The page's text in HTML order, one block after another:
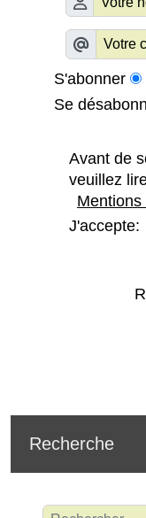
S'abonner
Se
Avant de
veuillez
Mentions
J'accepte:
Recherche